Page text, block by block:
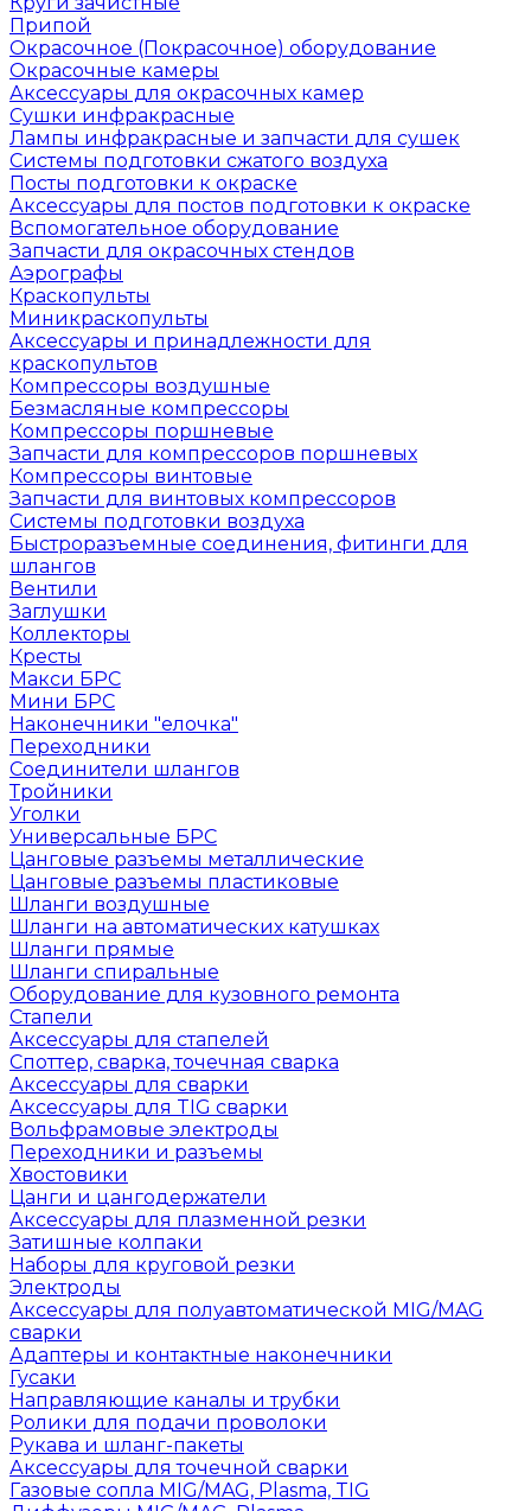
Припой
Окрасочное (Покрасочное) оборудование
Окрасочные камеры
Аксессуары для окрасочных камер
Сушки инфракрасные
Лампы инфракрасные и запчасти для сушек
Системы подготовки сжатого воздуха
Посты подготовки к окраске
Аксессуары для постов подготовки к окраске
Вспомогательное оборудование
Запчасти для окрасочных стендов
Аэрографы
Краскопульты
Миникраскопульты
Аксессуары и принадлежности для
краскопультов
Компрессоры воздушные
Безмасляные компрессоры
Компрессоры поршневые
Запчасти для компрессоров поршневых
Компрессоры винтовые
Запчасти для винтовых компрессоров
Системы подготовки воздуха
Быстроразъемные соединения, фитинги для
шлангов
Вентили
Заглушки
Коллекторы
Кресты
Макси БРС
Мини БРС
Наконечники "елочка"
Переходники
Соединители шлангов
Тройники
Уголки
Универсальные БРС
Цанговые разъемы металлические
Цанговые разъемы пластиковые
Шланги воздушные
Шланги на автоматических катушках
Шланги прямые
Шланги спиральные
Оборудование для кузовного ремонта
Стапели
Аксессуары для стапелей
Споттер, сварка, точечная сварка
Аксессуары для сварки
Аксессуары для TIG сварки
Вольфрамовые электроды
Переходники и разъемы
Хвостовики
Цанги и цангодержатели
Аксессуары для плазменной резки
Затишные колпаки
Наборы для круговой резки
Электроды
Аксессуары для полуавтоматической MIG/MAG
сварки
Адаптеры и контактные наконечники
Гусаки
Направляющие каналы и трубки
Ролики для подачи проволоки
Рукава и шланг-пакеты
Аксессуары для точечной сварки
Газовые сопла MIG/MAG, Plasma, TIG